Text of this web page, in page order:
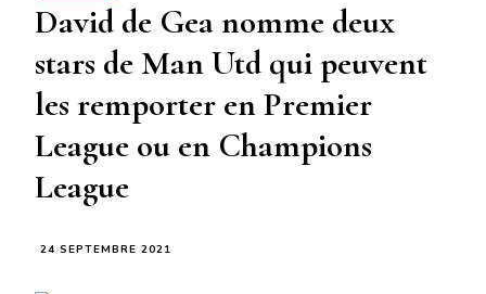
David de Gea nomme deux
stars de Man Utd qui peuvent
les remporter en Premier
League ou en Champions
League
24 SEPTEMBRE 2021